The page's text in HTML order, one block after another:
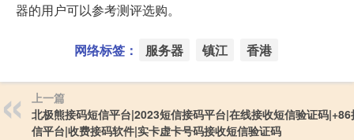
器的用户可以参考测评选购。
网络标签： 服务器 镇江 香港
上一篇
北极熊接码短信平台|2023短信接码平台|在线接收短信验证码|+86
信平台|收费接码软件|实卡虚卡号码接收短信验证码